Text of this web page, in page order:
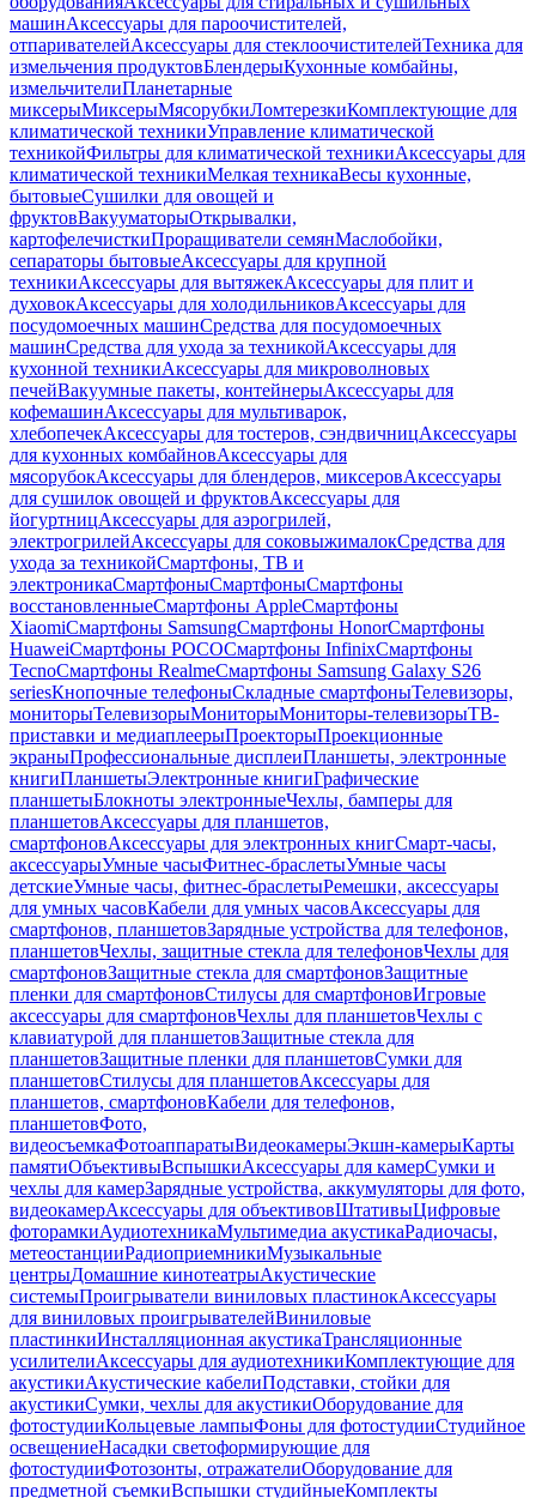
машинАксессуары для пароочистителей,
отпаривателейАксессуары для стеклоочистителейТехника для
измельчения продуктовБлендерыКухонные комбайны,
измельчителиПланетарные
миксерыМиксерыМясорубкиЛомтерезкиКомплектующие для
климатической техникиУправление климатической
техникойФильтры для климатической техникиАксессуары для
климатической техникиМелкая техникаВесы кухонные,
бытовыеСушилки для овощей и
фруктовВакууматорыОткрывалки,
картофелечисткиПроращиватели семянМаслобойки,
сепараторы бытовыеАксессуары для крупной
техникиАксессуары для вытяжекАксессуары для плит и
духовокАксессуары для холодильниковАксессуары для
посудомоечных машинСредства для посудомоечных
машинСредства для ухода за техникойАксессуары для
кухонной техникиАксессуары для микроволновых
печейВакуумные пакеты, контейнерыАксессуары для
кофемашинАксессуары для мультиварок,
хлебопечекАксессуары для тостеров, сэндвичницАксессуары
для кухонных комбайновАксессуары для
мясорубокАксессуары для блендеров, миксеровАксессуары
для сушилок овощей и фруктовАксессуары для
йогуртницАксессуары для аэрогрилей,
электрогрилейАксессуары для соковыжималокСредства для
ухода за техникойСмартфоны, ТВ и
электроникаСмартфоныСмартфоныСмартфоны
восстановленныеСмартфоны AppleСмартфоны
XiaomiСмартфоны SamsungСмартфоны HonorСмартфоны
HuaweiСмартфоны POCOСмартфоны InfinixСмартфоны
TecnoСмартфоны RealmeСмартфоны Samsung Galaxy S26
seriesКнопочные телефоныСкладные смартфоныТелевизоры,
мониторыТелевизорыМониторыМониторы-телевизорыТВ-
приставки и медиаплеерыПроекторыПроекционные
экраныПрофессиональные дисплеиПланшеты, электронные
книгиПланшетыЭлектронные книгиГрафические
планшетыБлокноты электронныеЧехлы, бамперы для
планшетовАксессуары для планшетов,
смартфоновАксессуары для электронных книгСмарт-часы,
аксессуарыУмные часыФитнес-браслетыУмные часы
детскиеУмные часы, фитнес-браслетыРемешки, аксессуары
для умных часовКабели для умных часовАксессуары для
смартфонов, планшетовЗарядные устройства для телефонов,
планшетовЧехлы, защитные стекла для телефоновЧехлы для
смартфоновЗащитные стекла для смартфоновЗащитные
пленки для смартфоновСтилусы для смартфоновИгровые
аксессуары для смартфоновЧехлы для планшетовЧехлы с
клавиатурой для планшетовЗащитные стекла для
планшетовЗащитные пленки для планшетовСумки для
планшетовСтилусы для планшетовАксессуары для
планшетов, смартфоновКабели для телефонов,
планшетовФото,
видеосъемкаФотоаппаратыВидеокамерыЭкшн-камерыКарты
памятиОбъективыВспышкиАксессуары для камерСумки и
чехлы для камерЗарядные устройства, аккумуляторы для фото,
видеокамерАксессуары для объективовШтативыЦифровые
фоторамкиАудиотехникаМультимедиа акустикаРадиочасы,
метеостанцииРадиоприемникиМузыкальные
центрыДомашние кинотеатрыАкустические
системыПроигрыватели виниловых пластинокАксессуары
для виниловых проигрывателейВиниловые
пластинкиИнсталляционная акустикаТрансляционные
усилителиАксессуары для аудиотехникиКомплектующие для
акустикиАкустические кабелиПодставки, стойки для
акустикиСумки, чехлы для акустикиОборудование для
фотостудииКольцевые лампыФоны для фотостудииСтудийное
освещениеНасадки светоформирующие для
фотостудииФотозонты, отражателиОборудование для
предметной съемкиВспышки студийныеКомплекты